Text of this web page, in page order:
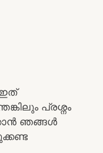
ഇത്
പ്രശ്നം
ഞങ്ങൾ